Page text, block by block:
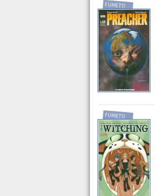
FUMETTI
FUMETTI